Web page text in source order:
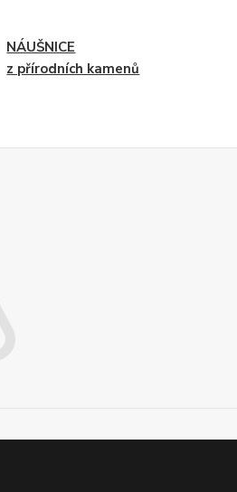
NÁUŠNICE
z přírodních kamenů